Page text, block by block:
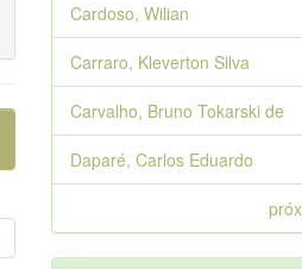
Cardoso, Wilian
Carraro, Kleverton Silva
Carvalho, Bruno Tokarski de
Daparé, Carlos Eduardo